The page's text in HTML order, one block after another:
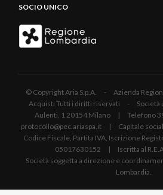
SOCIO UNICO
© Copyright Aria S.p.A. - Azienda
Acquisti Tutti i diritti riservati - Società
Aulenti, 1 20154 Milano | Telefono
protocollo@pec.ariaspa.it | Capitale
Codice Fiscale, Partita IVA, Iscrizione
05017630152 | Iscritta al
Società soggetta a direzione e
Lombardia.